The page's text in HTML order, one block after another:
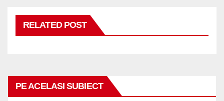
RELATED POST
PE ACELASI SUBIECT